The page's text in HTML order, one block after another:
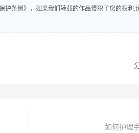
护条例》，如果我们转载的作品侵犯了您的权利,
如何护理